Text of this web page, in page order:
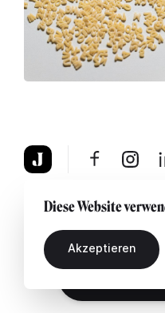
Über uns Rechtshinweis
Diese Website
Akzeptieren